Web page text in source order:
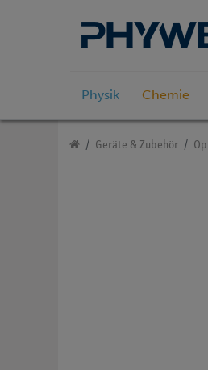
Physik Chemie
Geräte & Zubehör